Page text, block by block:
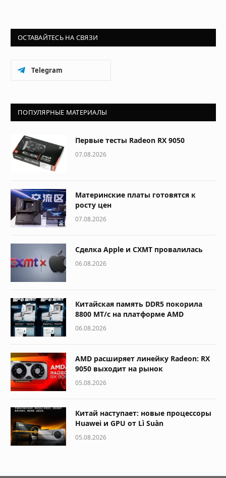
ОСТАВАЙТЕСЬ НА СВЯЗИ
Telegram
ПОПУЛЯРНЫЕ МАТЕРИАЛЫ
Первые тесты Radeon RX 9050
07.08.2026
Материнские платы готовятся к
росту цен
07.08.2026
Сделка Apple и CXMT провалилась
06.08.2026
Китайская память DDR5 покорила
8800 МТ/с на платформе AMD
06.08.2026
AMD расширяет линейку Radeon: RX
9050 выходит на рынок
05.08.2026
Китай наступает: новые процессоры
Huawei и GPU от Lì Suàn
05.08.2026